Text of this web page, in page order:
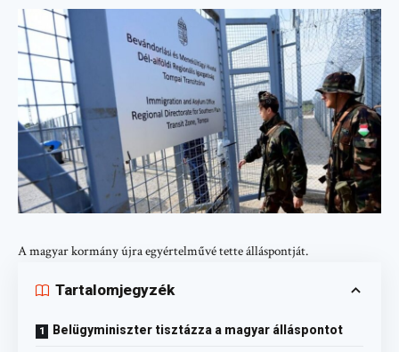
A magyar kormány újra egyértelművé tette álláspontját.
Tartalomjegyzék
Belügyminiszter tisztázza a magyar álláspontot